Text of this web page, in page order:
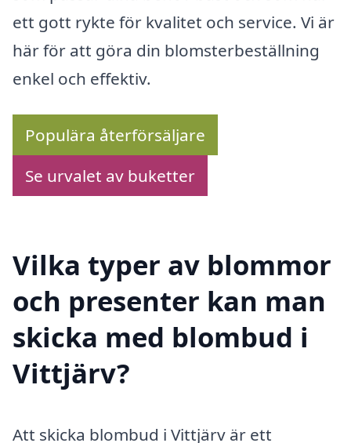
ett gott rykte för kvalitet och service. Vi är
här för att göra din blomsterbeställning
enkel och effektiv.
Populära återförsäljare
Se urvalet av buketter
Vilka typer av blommor
och presenter kan man
skicka med blombud i
Vittjärv?
Att skicka blombud i Vittjärv är ett